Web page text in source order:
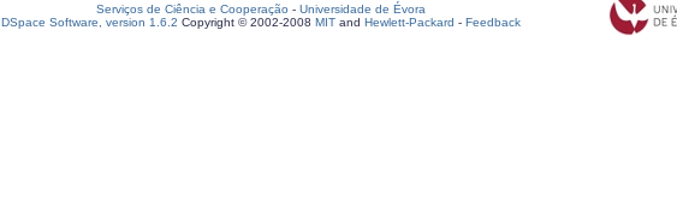
Serviços de Ciência e Cooperação - Universidade de Évora
DSpace Software, version 1.6.2 Copyright © 2002-2008 MIT and Hewlett-Packard - Feedback